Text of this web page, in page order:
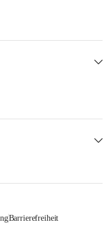
Barrierefreiheit